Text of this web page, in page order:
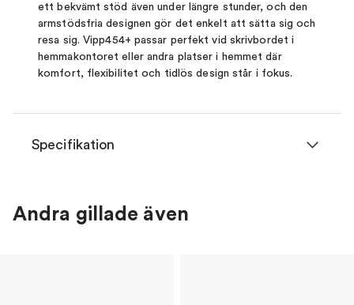
ett bekvämt stöd även under längre stunder, och den
armstödsfria designen gör det enkelt att sätta sig och
resa sig. Vipp454+ passar perfekt vid skrivbordet i
hemmakontoret eller andra platser i hemmet där
komfort, flexibilitet och tidlös design står i fokus.
Specifikation
Andra gillade även